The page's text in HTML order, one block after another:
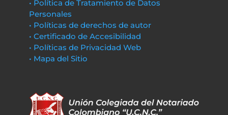
• Política de Tratamiento de Datos
Personales
• Políticas de derechos de autor
• Certificado de Accesibilidad
• Políticas de Privacidad Web
• Mapa del Sitio